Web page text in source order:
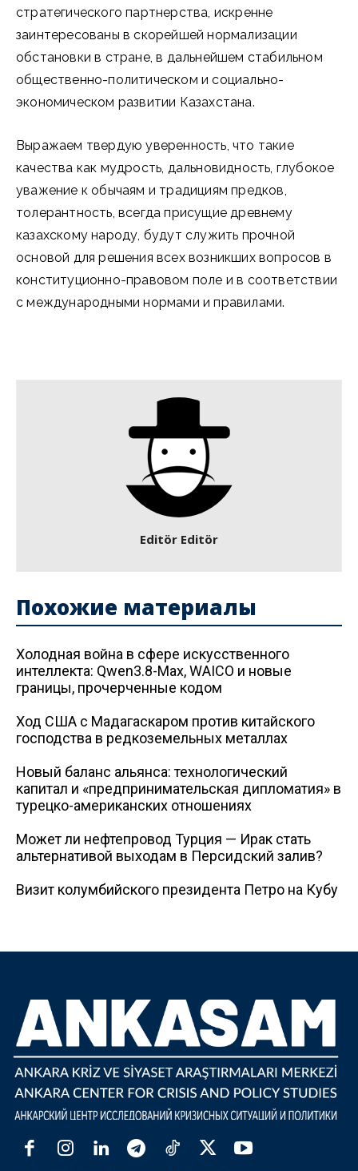
стратегического партнерства, искренне
заинтересованы в скорейшей нормализации
обстановки в стране, в дальнейшем стабильном
общественно-политическом и социально-
экономическом развитии Казахстана.
Выражаем твердую уверенность, что такие
качества как мудрость, дальновидность, глубокое
уважение к обычаям и традициям предков,
толерантность, всегда присущие древнему
казахскому народу, будут служить прочной
основой для решения всех возникших вопросов в
конституционно-правовом поле и в соответствии
с международными нормами и правилами.
Editör Editör
Похожие материалы
Холодная война в сфере искусственного
интеллекта: Qwen3.8-Max, WAICO и новые
границы, прочерченные кодом
Ход США с Мадагаскаром против китайского
господства в редкоземельных металлах
Новый баланс альянса: технологический
капитал и «предпринимательская дипломатия» в
турецко-американских отношениях
Может ли нефтепровод Турция — Ирак стать
альтернативой выходам в Персидский залив?
Визит колумбийского президента Петро на Кубу